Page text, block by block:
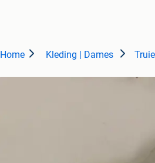
Home Kleding | Dames